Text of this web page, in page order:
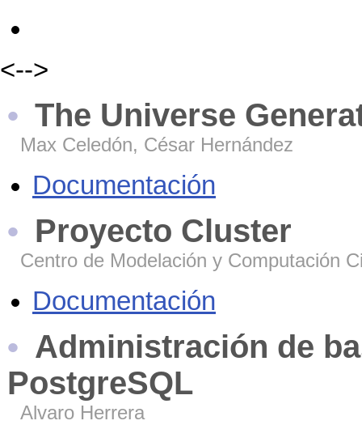
<-->
The Universe
Max Celedón, César Hernández
Documentación
Proyecto Cluster
Centro de Modelación y Computación
Documentación
Administración de
PostgreSQL
Alvaro Herrera